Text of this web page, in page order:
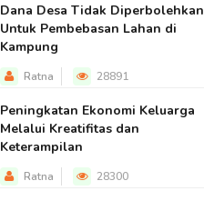
Dana Desa Tidak Diperbolehkan
Untuk Pembebasan Lahan di
Kampung
Ratna 28891
Peningkatan Ekonomi Keluarga
Melalui Kreatifitas dan
Keterampilan
Ratna 28300